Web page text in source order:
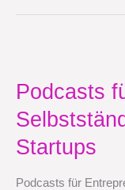
Podcasts
Startups
Podcasts für
Entrepreneure,
Selbstständige,
Gründer
Startups